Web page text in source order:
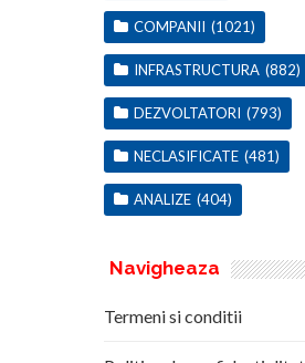
COMPANII (1021)
INFRASTRUCTURA (882)
DEZVOLTATORI (793)
NECLASIFICATE (481)
ANALIZE (404)
Navigheaza
Termeni si conditii